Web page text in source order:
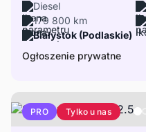
Diesel
179 800 km
Białystok (Podlaskie)
Ogłoszenie prywatne
PRO Tylko u nas